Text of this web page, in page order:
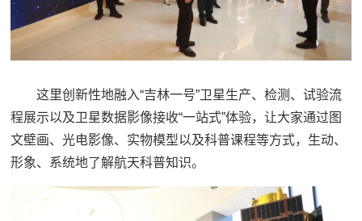
这里创新性地融入“吉林一号”卫星生产、检测、试验流
程展示以及卫星数据影像接收“一站式”体验，让大家通过图
文壁画、光电影像、实物模型以及科普课程等方式，生动、
形象、系统地了解航天科普知识。